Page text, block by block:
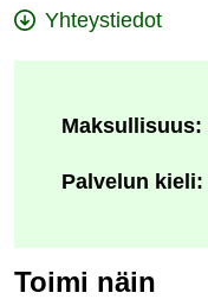
Yhteystiedot
Maksullisuus:
Palvelun kieli:
Toimi näin